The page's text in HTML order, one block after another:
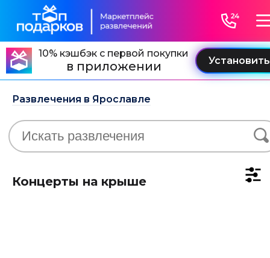
10% кэшбэк с первой покупки
в приложении
Развлечения в Ярославле
Концерты на крыше